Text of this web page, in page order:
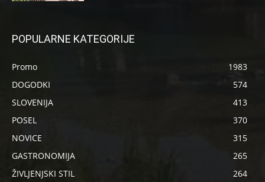
POPULARNE KATEGORIJE
Promo
1983
DOGODKI
574
SLOVENIJA
413
POSEL
370
NOVICE
315
GASTRONOMIJA
265
ŽIVLJENJSKI STIL
264